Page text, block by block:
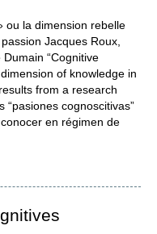
ou la dimension rebelle
Jacques Roux,
“Cognitive
of knowledge in
from a research
“pasiones cognoscitivas”
en régimen de